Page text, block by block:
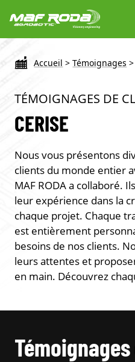
Accueil > Témoignages >
TÉMOIGNAGES DE
CERISE
Nous vous présentons
clients du monde entier
MAF RODA a collaboré.
leur expérience dans la
chaque projet. Chaque
est entièrement
besoins de nos clients.
leurs attentes et
en main. Découvrez